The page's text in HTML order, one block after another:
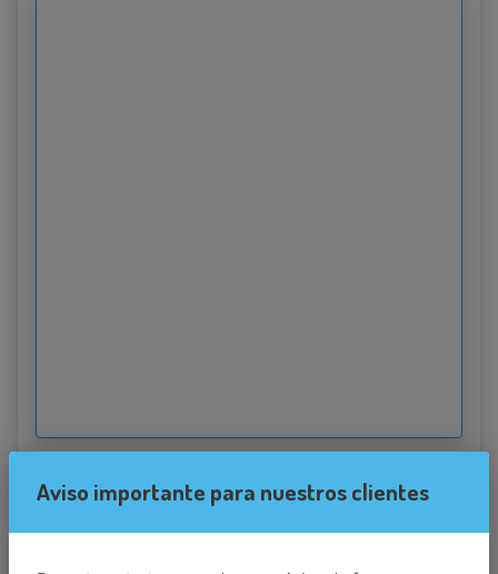
22.89215087890625
Aviso importante para nuestros clientes